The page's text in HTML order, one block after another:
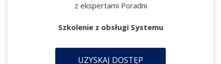
z ekspertami Poradni
Szkolenie z obsługi Systemu
UZYSKAJ DOSTĘP